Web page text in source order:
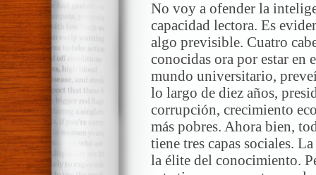
No voy a ofender la
capacidad lectora. Es
algo previsible. Cuatro
conocidas ora por estar en
mundo universitario,
lo largo de diez años,
corrupción, crecimiento
más pobres. Ahora bien,
tiene tres capas sociales.
la élite del conocimiento.